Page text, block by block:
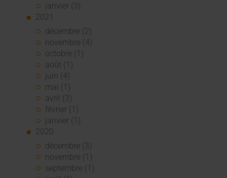
janvier (3)
2021
décembre (2)
novembre (4)
octobre (1)
août (1)
juin (4)
mai (1)
avril (3)
février (1)
janvier (1)
2020
décembre (3)
novembre (1)
septembre (1)